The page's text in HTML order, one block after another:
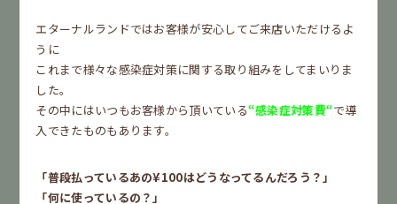
エターナルランドではお客様が安心してご来店いただけるよ
うに
これまで様々な感染症対策に関する取り組みをしてまいりま
した。
その中にはいつもお客様から頂いている“感染症対策費“で導
入できたものもあります。
「普段払っているあの¥100はどうなってるんだろう？」
「何に使っているの？」